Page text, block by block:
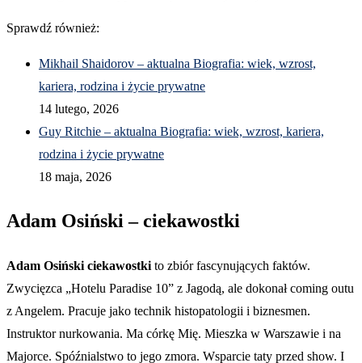
Sprawdź również:
Mikhail Shaidorov – aktualna Biografia: wiek, wzrost,
kariera, rodzina i życie prywatne
14 lutego, 2026
Guy Ritchie – aktualna Biografia: wiek, wzrost, kariera,
rodzina i życie prywatne
18 maja, 2026
Adam Osiński – ciekawostki
Adam Osiński ciekawostki to zbiór fascynujących faktów.
Zwycięzca „Hotelu Paradise 10” z Jagodą, ale dokonał coming outu
z Angelem. Pracuje jako technik histopatologii i biznesmen.
Instruktor nurkowania. Ma córkę Mię. Mieszka w Warszawie i na
Majorce. Spóźnialstwo to jego zmora. Wsparcie taty przed show. I